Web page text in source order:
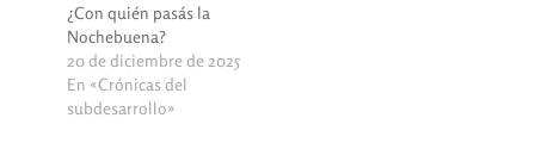
¿Con quién pasás la
Nochebuena?
20 de diciembre de 2025
En «Crónicas del
subdesarrollo»